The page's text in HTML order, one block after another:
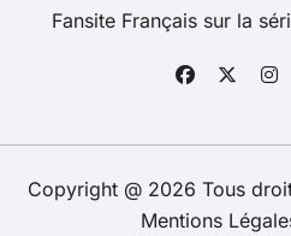
Fansite Français sur la
Copyright @ 2026 Tous
Mentions